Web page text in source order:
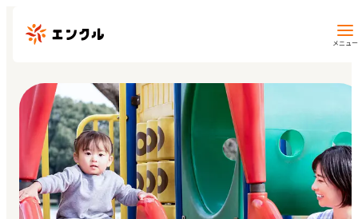
メニュー
保育園・幼稚園を探す
地図から探す
地域から探す